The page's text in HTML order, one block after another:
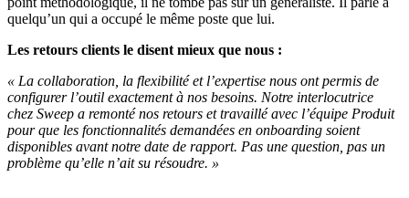
quelqu’un qui a occupé le même poste que lui.
Les retours clients le disent mieux que nous :
« La collaboration, la flexibilité et l’expertise nous ont permis de
configurer l’outil exactement à nos besoins. Notre interlocutrice
chez Sweep a remonté nos retours et travaillé avec l’équipe Produit
pour que les fonctionnalités demandées en onboarding soient
disponibles avant notre date de rapport. Pas une question, pas un
problème qu’elle n’ait su résoudre. »